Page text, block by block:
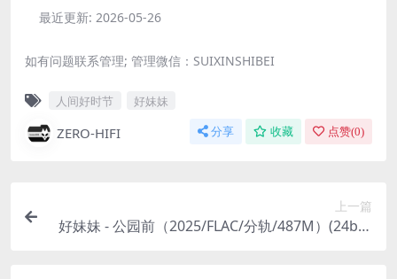
最近更新: 2026-05-26
如有问题联系管理; 管理微信：SUIXINSHIBEI
人间好时节 好妹妹
ZERO-HIFI 分享 收藏 点赞(0)
上一篇
好妹妹 - 公园前（2025/FLAC/分轨/487M）(24bit/